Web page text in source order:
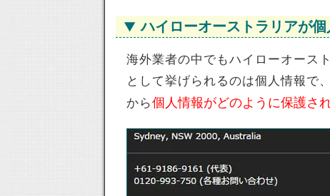
ハイローオーストラリアが
海外業者の中でもハイローオース
として挙げられるのは個人情報で
から個人情報がどのように保護さ